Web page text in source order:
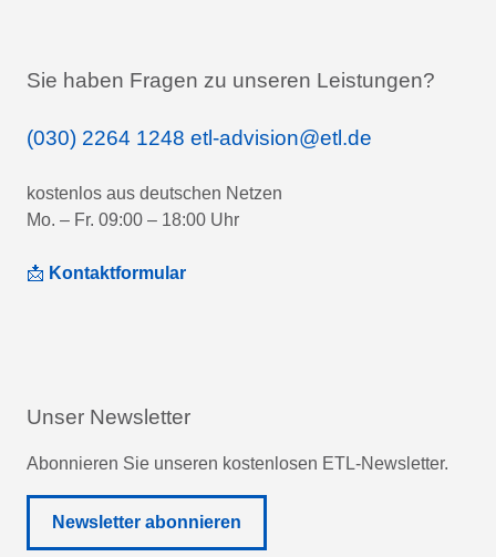
Sie haben Fragen zu unseren Leistungen?
(030) 2264 1248 etl-advision@etl.de
kostenlos aus deutschen Netzen
Mo. – Fr. 09:00 – 18:00 Uhr
📩 Kontaktformular
Unser Newsletter
Abonnieren Sie unseren kostenlosen ETL-Newsletter.
Newsletter abonnieren